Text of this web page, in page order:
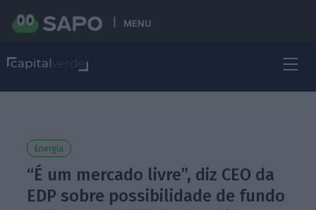
MENU
Energia
“É um mercado livre”, diz CEO da
EDP sobre possibilidade de fundo